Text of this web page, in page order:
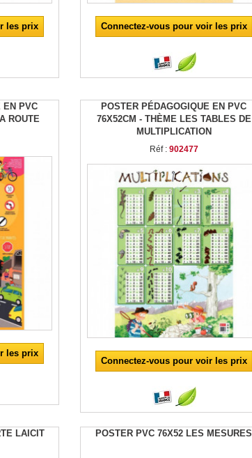
les prix Connectez-vous pour voir les prix
EN PVC
ROUTE
les prix
POSTER PÉDAGOGIQUE EN PVC
76X52CM - THÈME LES TABLES DE
MULTIPLICATION
Réf : 902477
Connectez-vous pour voir les prix
LAICIT POSTER PVC 76X52 LES MESURES